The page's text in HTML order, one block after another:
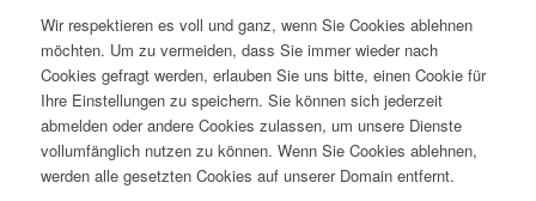
Wir respektieren es voll und ganz, wenn Sie Cookies ablehnen
möchten. Um zu vermeiden, dass Sie immer wieder nach
Cookies gefragt werden, erlauben Sie uns bitte, einen Cookie für
Ihre Einstellungen zu speichern. Sie können sich jederzeit
abmelden oder andere Cookies zulassen, um unsere Dienste
vollumfänglich nutzen zu können. Wenn Sie Cookies ablehnen,
werden alle gesetzten Cookies auf unserer Domain entfernt.